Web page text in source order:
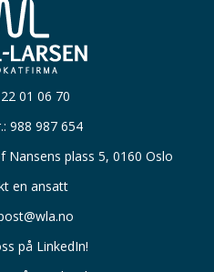
01 06 70
988 987 654
Nansens plass 5, 0160 Oslo
en ansatt
på LinkedIn!